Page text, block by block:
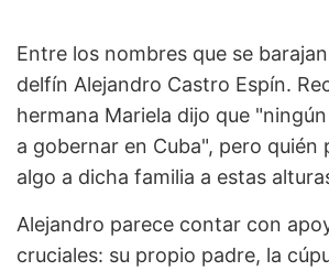
Entre los nombres que se
delfín Alejandro Castro Espín.
hermana Mariela dijo que
a gobernar en Cuba", pero quién
algo a dicha familia a estas
Alejandro parece contar con
cruciales: su propio padre, la